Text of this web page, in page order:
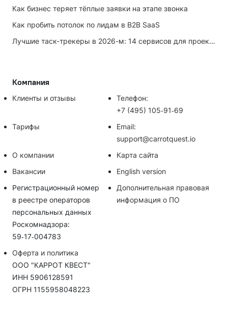
Как бизнес теряет тёплые заявки на этапе звонка
Как пробить потолок по лидам в B2B SaaS
Лучшие таск-трекеры в 2026-м: 14 сервисов для проектов и личных задач
Компания
Клиенты и отзывы
Телефон:
+7 (495) 105‑91‑69
Тарифы
Email:
support@carrotquest.io
О компании
Карта сайта
Вакансии
English version
Регистрационный номер
в реестре операторов
персональных данных
Роскомнадзора:
59‑17‑004783
Дополнительная правовая
информация о ПО
Оферта и политика
ООО "КАРРОТ КВЕСТ"
ИНН 5906128591
ОГРН 1155958048223